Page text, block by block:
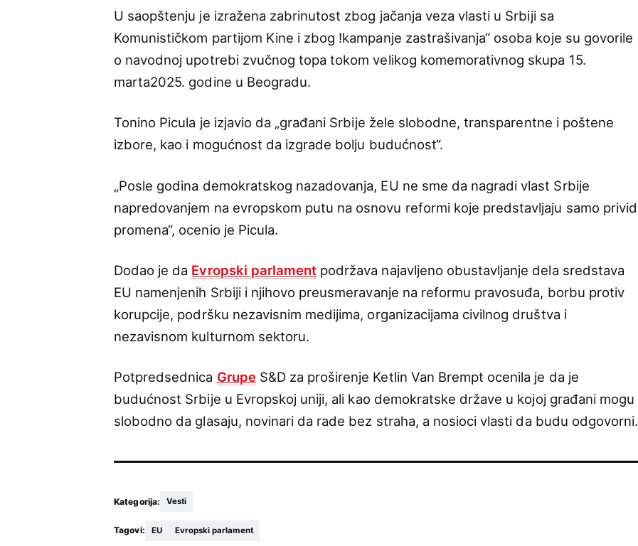
U saopštenju je izražena zabrinutost zbog jačanja veza vlasti u Srbiji sa
Komunističkom partijom Kine i zbog !kampanje zastrašivanja“ osoba koje su govorile
o navodnoj upotrebi zvučnog topa tokom velikog komemorativnog skupa 15.
marta2025. godine u Beogradu.
Tonino Picula je izjavio da „građani Srbije žele slobodne, transparentne i poštene
izbore, kao i mogućnost da izgrade bolju budućnost“.
„Posle godina demokratskog nazadovanja, EU ne sme da nagradi vlast Srbije
napredovanjem na evropskom putu na osnovu reformi koje predstavljaju samo privid
promena“, ocenio je Picula.
Dodao je da Evropski parlament podržava najavljeno obustavljanje dela sredstava
EU namenjenih Srbiji i njihovo preusmeravanje na reformu pravosuđa, borbu protiv
korupcije, podršku nezavisnim medijima, organizacijama civilnog društva i
nezavisnom kulturnom sektoru.
Potpredsednica GrupeS&D za proširenje Ketlin Van Brempt ocenila je da je
budućnost Srbije u Evropskoj uniji, ali kao demokratske države u kojoj građani mogu
slobodno da glasaju, novinari da rade bez straha, a nosioci vlasti da budu odgovorni.
Kategorija: Vesti
Tagovi: EU Evropski parlament